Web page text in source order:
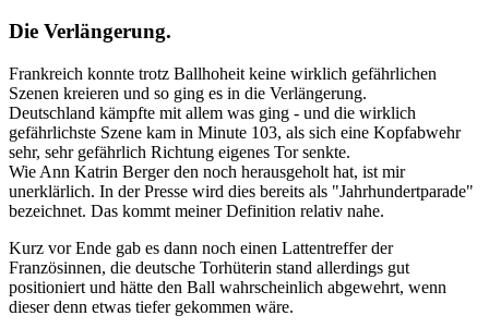
Die Verlängerung.
Frankreich konnte trotz Ballhoheit keine wirklich gefährlichen
Szenen kreieren und so ging es in die Verlängerung.
Deutschland kämpfte mit allem was ging - und die wirklich
gefährlichste Szene kam in Minute 103, als sich eine Kopfabwehr
sehr, sehr gefährlich Richtung eigenes Tor senkte.
Wie Ann Katrin Berger den noch herausgeholt hat, ist mir
unerklärlich. In der Presse wird dies bereits als "Jahrhundertparade"
bezeichnet. Das kommt meiner Definition relativ nahe.
Kurz vor Ende gab es dann noch einen Lattentreffer der
Französinnen, die deutsche Torhüterin stand allerdings gut
positioniert und hätte den Ball wahrscheinlich abgewehrt, wenn
dieser denn etwas tiefer gekommen wäre.